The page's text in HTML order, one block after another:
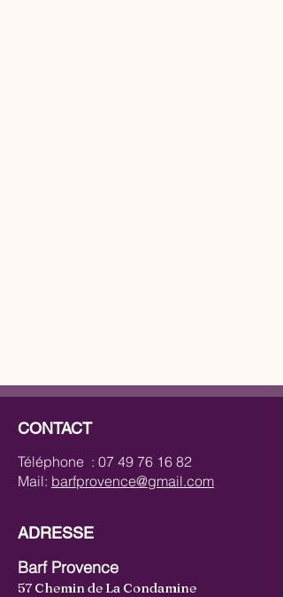
CONTACT
Téléphone : 07 49 76 16 82
Mail: barfprovence@gmail.com
ADRESSE
Barf Provence
57 Chemin de La Condamine